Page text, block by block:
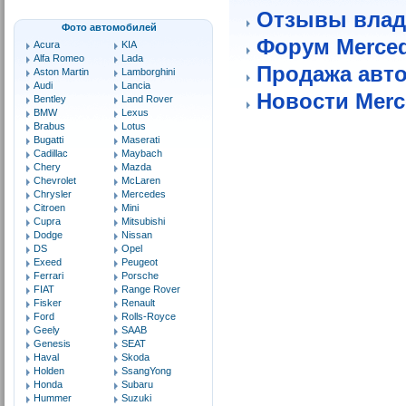
Фото автомобилей
Acura
Alfa Romeo
Aston Martin
Audi
Bentley
BMW
Brabus
Bugatti
Cadillac
Chery
Chevrolet
Chrysler
Citroen
Cupra
Dodge
DS
Exeed
Ferrari
FIAT
Fisker
Ford
Geely
Genesis
Haval
Holden
Honda
Hummer
KIA
Lada
Lamborghini
Lancia
Land Rover
Lexus
Lotus
Maserati
Maybach
Mazda
McLaren
Mercedes
Mini
Mitsubishi
Nissan
Opel
Peugeot
Porsche
Range Rover
Renault
Rolls-Royce
SAAB
SEAT
Skoda
SsangYong
Subaru
Suzuki
Отзывы
Форум
Продажа
Новости